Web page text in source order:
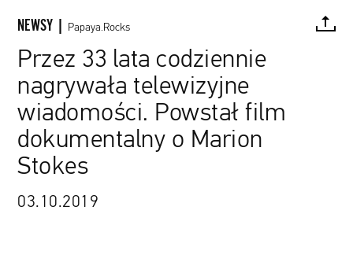
NEWSY | Papaya.Rocks
Przez 33 lata codziennie
nagrywała telewizyjne
wiadomości. Powstał film
dokumentalny o Marion
Stokes
03.10.2019
FACEBOOK TWITTER PINTEREST